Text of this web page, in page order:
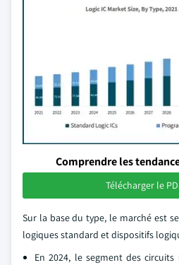
Comprendre les
Télécharger le
Sur la base du type, le marché est
logiques standard et dispositifs
En 2024, le segment des